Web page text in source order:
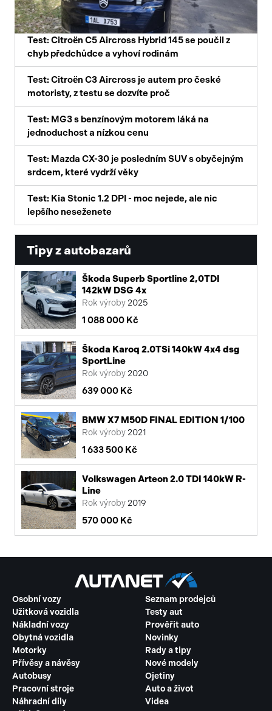
Test: Citroën C5 Aircross Hybrid 145 se poučil z
chyb předchůdce a vyhoví rodinám
Test: Citroën C3 Aircross je autem pro české
motoristy, z testu se dozvíte proč
Test: MG3 s benzínovým motorem láká na
jednoduchost a nízkou cenu
Test: Mazda CX-30 je posledním SUV s obyčejným
srdcem, které vydrží věky
Test: Kia Stonic 1.2 DPI - moc nejede, ale nic
lepšího neseženete
Tipy z autobazarů
Škoda Superb Sportline 2,0TDI
142kW DSG 4x
Rok výroby 2025
1 088 000 Kč
Škoda Karoq 2.0TSi 140kW 4x4 dsg
SportLine
Rok výroby 2020
639 000 Kč
BMW X7 M50D FINAL EDITION 1/100
Rok výroby 2021
1 633 500 Kč
Volkswagen Arteon 2.0 TDI 140kW R-
Line
Rok výroby 2019
570 000 Kč
Osobní vozy
Užitková vozidla
Nákladní vozy
Obytná vozidla
Motorky
Přívěsy a návěsy
Autobusy
Pracovní stroje
Náhradní díly
Seznam prodejců
Testy aut
Prověřit auto
Novinky
Rady a tipy
Nové modely
Ojetiny
Auto a život
Videa